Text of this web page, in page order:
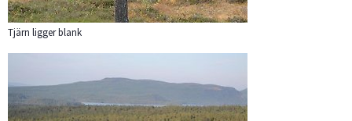
Tjärn ligger blank
Förstora bilden